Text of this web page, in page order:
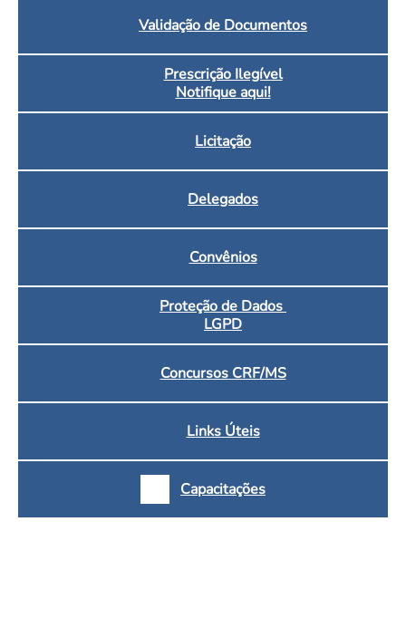
Validação de Documentos
Prescrição Ilegível
Notifique aqui!
Licitação
Delegados
Convênios
Proteção de Dados
LGPD
Concursos CRF/MS
Links Úteis
Capacitações